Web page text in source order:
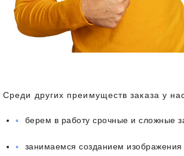
Среди других преимуществ заказа у
берем в работу срочные и сложные
занимаемся созданием изображения